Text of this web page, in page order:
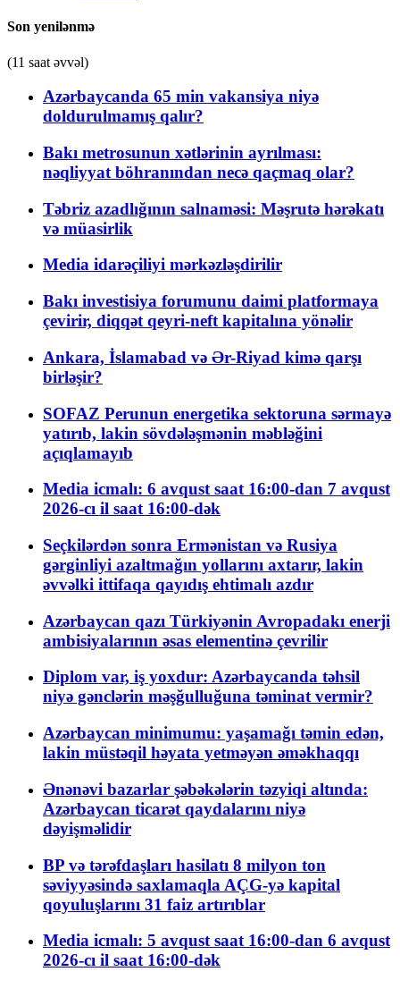
Son yenilənmə
(11 saat əvvəl)
Azərbaycanda 65 min vakansiya niyə
doldurulmamış qalır?
Bakı metrosunun xətlərinin ayrılması:
nəqliyyat böhranından necə qaçmaq olar?
Təbriz azadlığının salnaməsi: Məşrutə hərəkatı
və müasirlik
Media idarəçiliyi mərkəzləşdirilir
Bakı investisiya forumunu daimi platformaya
çevirir, diqqət qeyri-neft kapitalına yönəlir
Ankara, İslamabad və Ər-Riyad kimə qarşı
birləşir?
SOFAZ Perunun energetika sektoruna sərmayə
yatırıb, lakin sövdələşmənin məbləğini
açıqlamayıb
Media icmalı: 6 avqust saat 16:00-dan 7 avqust
2026-cı il saat 16:00-dək
Seçkilərdən sonra Ermənistan və Rusiya
gərginliyi azaltmağın yollarını axtarır, lakin
əvvəlki ittifaqa qayıdış ehtimalı azdır
Azərbaycan qazı Türkiyənin Avropadakı enerji
ambisiyalarının əsas elementinə çevrilir
Diplom var, iş yoxdur: Azərbaycanda təhsil
niyə gənclərin məşğulluğuna təminat vermir?
Azərbaycan minimumu: yaşamağı təmin edən,
lakin müstəqil həyata yetməyən əməkhaqqı
Ənənəvi bazarlar şəbəkələrin təzyiqi altında:
Azərbaycan ticarət qaydalarını niyə
dəyişməlidir
BP və tərəfdaşları hasilatı 8 milyon ton
səviyyəsində saxlamaqla AÇG-yə kapital
qoyuluşlarını 31 faiz artırıblar
Media icmalı: 5 avqust saat 16:00-dan 6 avqust
2026-cı il saat 16:00-dək